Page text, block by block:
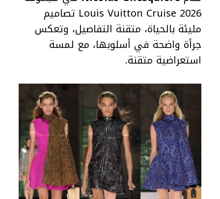
Louis Vuitton Cruise 2026 تصاميم
مليئة بالحياة، متقنة التفاصيل، وتعكس
جرأة واضحة في أسلوبها، مع لمسة
استعراضية متقنة.